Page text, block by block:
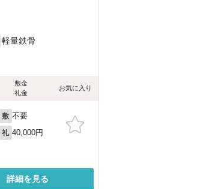
軽量鉄骨
敷金
礼金
お気に入り
敷 不要
礼 40,000円
詳細を見る